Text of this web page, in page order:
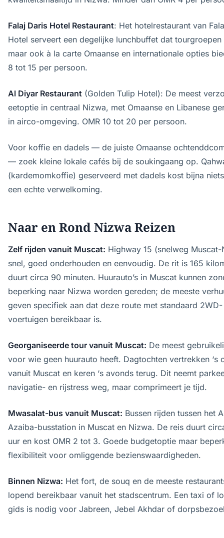
Falaj Daris Hotel Restaurant: Het hotelrestaurant van
Hotel serveert een degelijke lunchbuffet dat tourgroepen
maar ook à la carte Omaanse en internationale opties
8 tot 15 per persoon.
Al Diyar Restaurant (Golden Tulip Hotel): De meest
eetoptie in centraal Nizwa, met Omaanse en Libanese
in airco-omgeving. OMR 10 tot 20 per persoon.
Voor koffie en dadels — de juiste Omaanse
— zoek kleine lokale cafés bij de soukingaang op.
(kardemomkoffie) geserveerd met dadels kost bijna
een echte verwelkoming.
Naar en Rond Nizwa Reizen
Zelf rijden vanuit Muscat: Highway 15 (snelweg
snel, goed onderhouden en eenvoudig. De rit is 165
duurt circa 90 minuten. Huurauto’s in Muscat kunnen
beperking naar Nizwa worden gereden; de meeste
geven specifiek aan dat deze route met standaard 2WD-
voertuigen bereikbaar is.
Georganiseerde tour vanuit Muscat: De meest
voor wie geen huurauto heeft. Dagtochten vertrekken ‘s
vanuit Muscat en keren ‘s avonds terug. Dit neemt
navigatie- en rijstress weg, maar comprimeert je tijd.
Mwasalat-bus vanuit Muscat: Bussen rijden tussen het
Azaiba-busstation in Muscat en Nizwa. De reis duurt
uur en kost OMR 2 tot 3. Goede budgetoptie maar
flexibiliteit voor omliggende bezienswaardigheden.
Binnen Nizwa: Het fort, de souq en de meeste
lopend bereikbaar vanuit het stadscentrum. Een taxi of
gids is nodig voor Jabreen, Jebel Akhdar of